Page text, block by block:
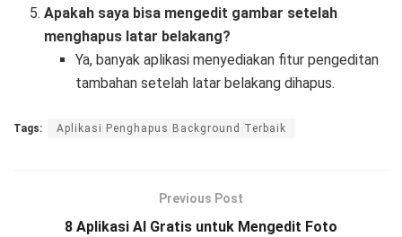
Apakah saya bisa mengedit gambar setelah
menghapus latar belakang?
Ya, banyak aplikasi menyediakan fitur pengeditan
tambahan setelah latar belakang dihapus.
Tags: Aplikasi Penghapus Background Terbaik
Previous Post
8 Aplikasi AI Gratis untuk Mengedit Foto